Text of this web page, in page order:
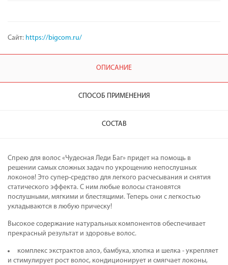
Сайт: https://bigcom.ru/
ОПИСАНИЕ
СПОСОБ ПРИМЕНЕНИЯ
СОСТАВ
Спрею для волос «Чудесная Леди Баг» придет на помощь в
решении самых сложных задач по укрощению непослушных
локонов! Это супер-средство для легкого расчесывания и снятия
статического эффекта. С ним любые волосы становятся
послушными, мягкими и блестящими. Теперь они с легкостью
укладываются в любую прическу!
Высокое содержание натуральных компонентов обеспечивает
прекрасный результат и здоровье волос.
комплекс экстрактов алоэ, бамбука, хлопка и шелка - укрепляет
и стимулирует рост волос, кондиционирует и смягчает локоны,